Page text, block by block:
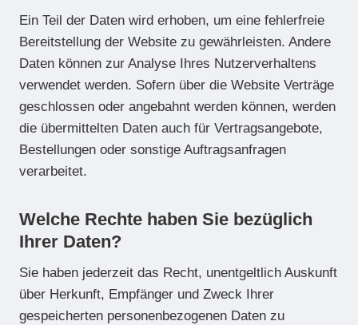
Ein Teil der Daten wird erhoben, um eine fehlerfreie
Bereitstellung der Website zu gewährleisten. Andere
Daten können zur Analyse Ihres Nutzerverhaltens
verwendet werden. Sofern über die Website Verträge
geschlossen oder angebahnt werden können, werden
die übermittelten Daten auch für Vertragsangebote,
Bestellungen oder sonstige Auftragsanfragen
verarbeitet.
Welche Rechte haben Sie bezüglich
Ihrer Daten?
Sie haben jederzeit das Recht, unentgeltlich Auskunft
über Herkunft, Empfänger und Zweck Ihrer
gespeicherten personenbezogenen Daten zu